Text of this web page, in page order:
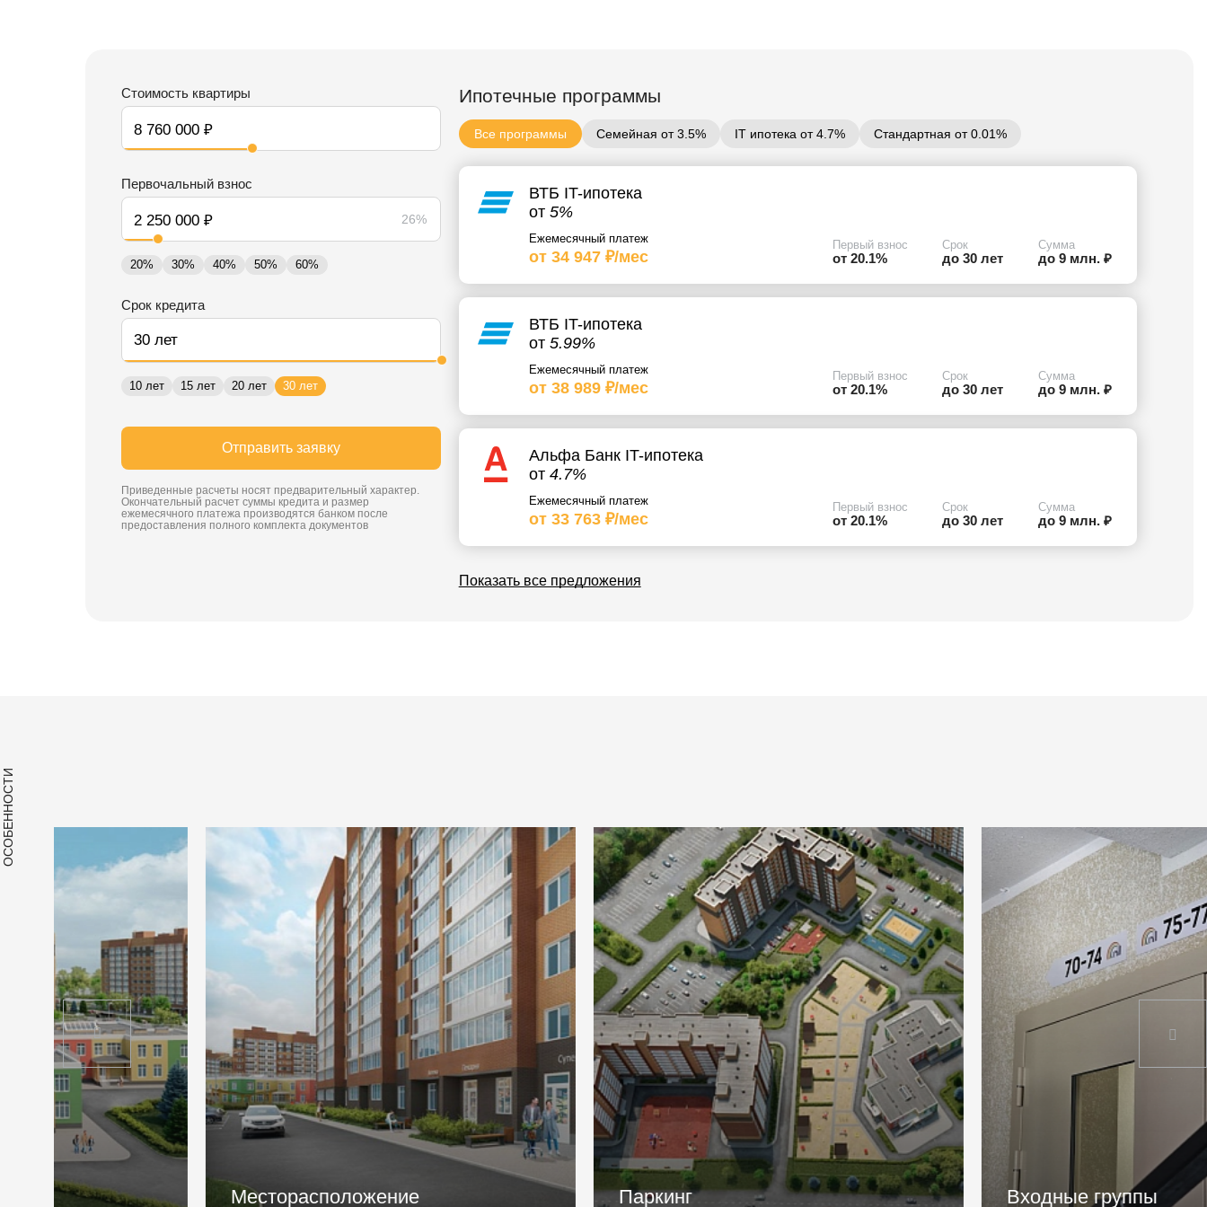
Стоимость квартиры
Первочальный взнос
26%
20% 30% 40% 50% 60%
Срок кредита
10 лет 15 лет 20 лет 30 лет
Отправить заявку
Приведенные расчеты носят предварительный характер.
Окончательный расчет суммы кредита и размер
ежемесячного платежа производятся банком после
предоставления полного комплекта документов
Ипотечные программы
Все программы Семейная от 3.5% IT ипотека от 4.7% Стандартная от 0.01%
ВТБ IT-ипотека
от 5%
Ежемесячный платеж
от 34 947 ₽/мес
Первый взнос
от 20.1%
Срок
до 30 лет
Сумма
до 9 млн. ₽
ВТБ IT-ипотека
от 5.99%
Ежемесячный платеж
от 38 989 ₽/мес
Первый взнос
от 20.1%
Срок
до 30 лет
Сумма
до 9 млн. ₽
Альфа Банк IT-ипотека
от 4.7%
Ежемесячный платеж
от 33 763 ₽/мес
Первый взнос
от 20.1%
Срок
до 30 лет
Сумма
до 9 млн. ₽
Показать все предложения
ОСОБЕННОСТИ
Месторасположение Входные группы